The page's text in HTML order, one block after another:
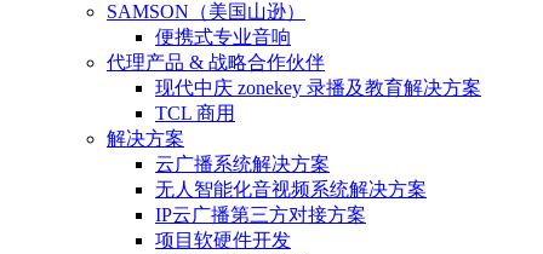
SAMSON（美国山逊）
便携式专业音响
代理产品 & 战略合作伙伴
现代中庆 zonekey 录播及教育解决方案
TCL 商用
解决方案
云广播系统解决方案
无人智能化音视频系统解决方案
IP云广播第三方对接方案
项目软硬件开发